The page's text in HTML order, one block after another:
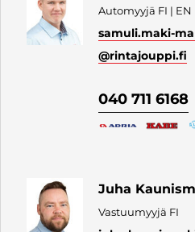
Automyyjä FI | EN
samuli.maki-
@rintajouppi.fi
040 711 6168
Juha
Vastuumyyjä FI